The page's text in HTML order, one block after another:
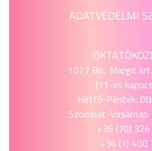
ADATVÉDELMI
1027 Bp., Margit
(11-es
Hétfő-Péntek:
Szombat-
+36 (70)
+36 (1) 400